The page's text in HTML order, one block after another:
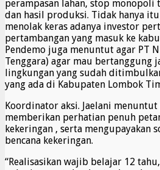
perampasan lahan, stop monopoli
dan hasil produksi. Tidak hanya itu
menolak keras adanya investor
pertambangan yang masuk ke
Pendemo juga menuntut agar PT
Tenggara) agar mau bertanggung
lingkungan yang sudah
yang ada di Kabupaten Lombok
Koordinator aksi. Jaelani
memberikan perhatian penuh
kekeringan , serta mengupayakan
bencana kekeringan.
“Realisasikan wajib belajar 12